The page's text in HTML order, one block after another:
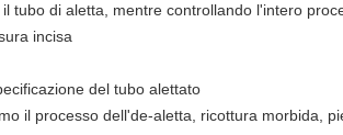
tubo di aletta, mentre controllando l'intero
incisa
del tubo alettato
il processo dell'de-aletta, ricottura morbida,